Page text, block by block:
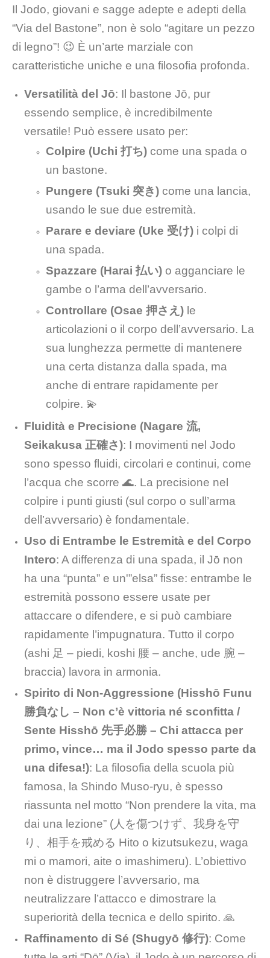
Il Jodo, giovani e sagge adepte e adepti della
“Via del Bastone”, non è solo “agitare un pezzo
di legno”! 😉 È un’arte marziale con
caratteristiche uniche e una filosofia profonda.
Versatilità del Jō: Il bastone Jō, pur
essendo semplice, è incredibilmente
versatile! Può essere usato per:
Colpire (Uchi 打ち)come una spada o
un bastone.
Pungere (Tsuki 突き)come una lancia,
usando le sue due estremità.
Parare e deviare (Uke 受け)i colpi di
una spada.
Spazzare (Harai 払い)o agganciare le
gambe o l’arma dell’avversario.
Controllare (Osae 押さえ)le
articolazioni o il corpo dell’avversario. La
sua lunghezza permette di mantenere
una certa distanza dalla spada, ma
anche di entrare rapidamente per
colpire. 💫
Fluidità e Precisione (Nagare 流,
Seikakusa 正確さ): I movimenti nel Jodo
sono spesso fluidi, circolari e continui, come
l’acqua che scorre 🌊. La precisione nel
colpire i punti giusti (sul corpo o sull’arma
dell’avversario) è fondamentale.
Uso di Entrambe le Estremità e del Corpo
Intero: A differenza di una spada, il Jō non
ha una “punta” e un'”elsa” fisse: entrambe le
estremità possono essere usate per
attaccare o difendere, e si può cambiare
rapidamente l’impugnatura. Tutto il corpo
(ashi 足 – piedi, koshi 腰 – anche, ude 腕 –
braccia) lavora in armonia.
Spirito di Non-Aggressione (Hisshō Funu
勝負なし – Non c’è vittoria né sconfitta /
Sente Hisshō 先手必勝 – Chi attacca per
primo, vince… ma il Jodo spesso parte da
una difesa!): La filosofia della scuola più
famosa, la Shindo Muso-ryu, è spesso
riassunta nel motto “Non prendere la vita, ma
dai una lezione” (人を傷つけず、我身を守
り、相手を戒める Hito o kizutsukezu, waga
mi o mamori, aite o imashimeru). L’obiettivo
non è distruggere l’avversario, ma
neutralizzare l’attacco e dimostrare la
superiorità della tecnica e dello spirito. 🙏
Raffinamento di Sé (Shugyō 修行): Come